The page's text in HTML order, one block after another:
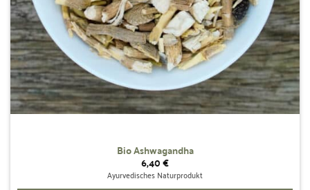
Bio Ashwagandha
6,40€
Ayurvedisches Naturprodukt